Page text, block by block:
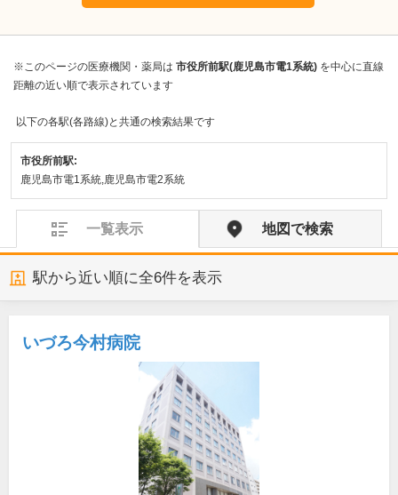
※このページの医療機関・薬局は 市役所前駅(鹿児島市電1系統) を中心に直線
距離の近い順で表示されています
以下の各駅(各路線)と共通の検索結果です
市役所前駅:
鹿児島市電1系統,鹿児島市電2系統
一覧表示 地図で検索
駅から近い順に全6件を表示
いづろ今村病院